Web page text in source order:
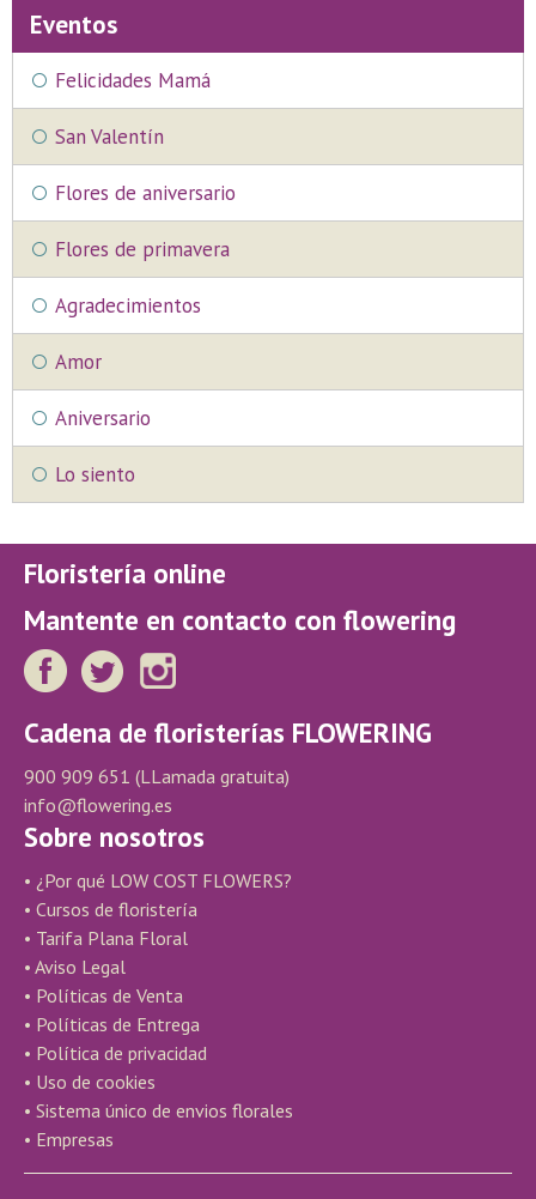
Eventos
Felicidades Mamá
San Valentín
Flores de aniversario
Flores de primavera
Agradecimientos
Amor
Aniversario
Lo siento
Floristería online
Mantente en contacto con flowering
Cadena de floristerías FLOWERING
900 909 651 (LLamada gratuita)
info@flowering.es
Sobre nosotros
• ¿Por qué LOW COST FLOWERS?
• Cursos de floristería
• Tarifa Plana Floral
• Aviso Legal
• Políticas de Venta
• Políticas de Entrega
• Política de privacidad
• Uso de cookies
• Sistema único de envios florales
• Empresas